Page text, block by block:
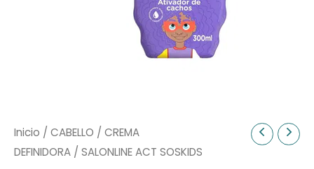
Inicio / CABELLO / CREMA
DEFINIDORA / SALONLINE ACT SOSKIDS